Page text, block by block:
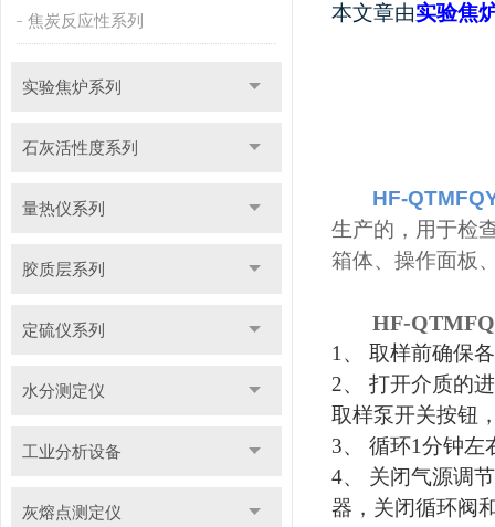
焦炭反应性系列
实验焦炉系列
石灰活性度系列
量热仪系列
胶质层系列
定硫仪系列
水分测定仪
工业分析设备
灰熔点测定仪
本文章由实验焦
HF-
生产的，用于检
箱体、操作面板
HF-
1 、 取样前确保
2、 打开介质的
取样泵开关按钮
3、 循环1分钟左
4、 关闭气源调
器，关闭循环阀